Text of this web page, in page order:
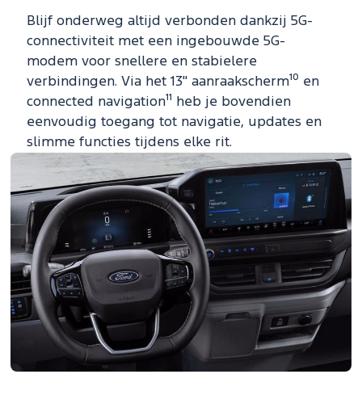
Blijf onderweg altijd verbonden dankzij 5G-
connectiviteit met een ingebouwde 5G-
modem voor snellere en stabielere
verbindingen. Via het 13" aanraakscherm¹⁰ en
connected navigation¹¹ heb je bovendien
eenvoudig toegang tot navigatie, updates en
slimme functies tijdens elke rit.